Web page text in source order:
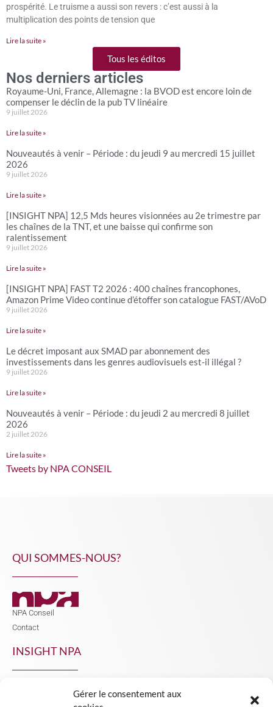
Gérer le consentement aux
prospérité. Le truisme a aussi son revers : c’est aussi à la
multiplication des points de tension que
Lire la suite »
Tous les éditos
Nos derniers articles
Royaume-Uni, France, Allemagne : la BVOD est encore loin de
compenser le déclin de la pub TV linéaire
9 juillet 2026
Lire la suite »
Nouveautés à venir – Période : du jeudi 9 au mercredi 15 juillet
2026
9 juillet 2026
Lire la suite »
[INSIGHT NPA] 12,5 Mds heures visionnées au 2e trimestre par
les chaînes de la TNT, et une baisse qui confirme son
ralentissement
9 juillet 2026
Lire la suite »
[INSIGHT NPA] FAST T2 2026 : 400 chaînes francophones,
Amazon Prime Video continue d’étoffer son catalogue FAST/AVoD
9 juillet 2026
Lire la suite »
Le décret imposant aux SMAD par abonnement des
investissements dans les genres audiovisuels est-il illégal ?
9 juillet 2026
Lire la suite »
Nouveautés à venir – Période : du jeudi 2 au mercredi 8 juillet
2026
2 juillet 2026
Lire la suite »
Tweets by NPA CONSEIL
QUI SOMMES-NOUS?
NPA Conseil
Contact
INSIGHT NPA